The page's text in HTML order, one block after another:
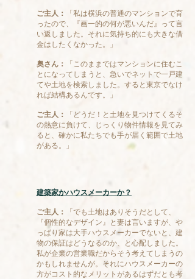
ご主人：
「私は横浜の普通のマンションで育
ったので、『画一的の何が悪いんだ』って言
い返しました。それに気持ち的にも大きな借
金はしたくなかった。」
奥さん：
「このままではマンションに住むこ
とになってしまうと、急いでネットで一戸建
てや土地を検索しました。すると東京でなけ
れば結構あるんです。」
ご主人：
「どうだ！と土地を見つけてくるそ
の熱意に負けて、じっくり物件情報を見てみ
ると、確かに私たちでも手が届く範囲で土地
がある。」
建築家かハウスメーカーか？
ご主人：
「でも土地はありそうだとして、
『個性的なデザイン』と妻は言いますが、や
っぱり家は大手ハウスメーカーでないと、建
物の保証はどうなるのか、と心配しました。
私が企業の営業職だからそう考えてしまうの
かもしれませんが。それにハウスメーカーの
方がコスト的なメリットがあるはずだとも考